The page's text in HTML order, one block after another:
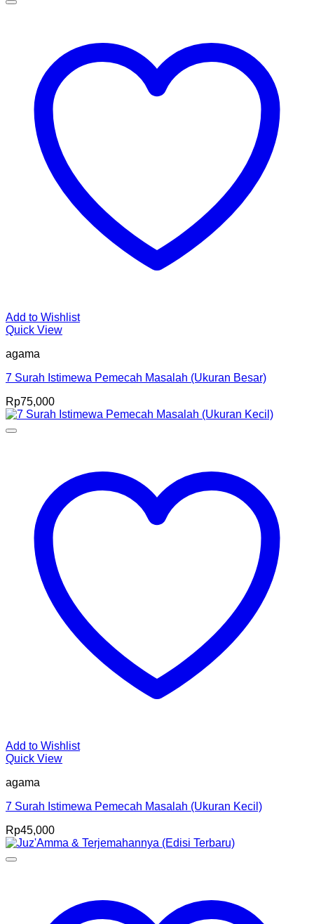
Add to Wishlist
Quick View
agama
7 Surah Istimewa Pemecah Masalah (Ukuran Besar)
Rp75,000
Add to Wishlist
Quick View
agama
7 Surah Istimewa Pemecah Masalah (Ukuran Kecil)
Rp45,000